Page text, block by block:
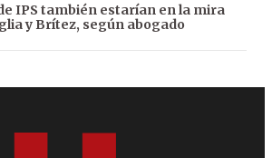
IPS también estarían en la mira
y Brítez, según abogado